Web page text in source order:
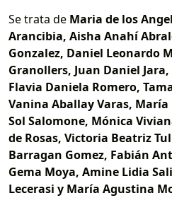
Se trata de Maria de los
Arancibia, Aisha Anahí
Gonzalez, Daniel Leonardo
Granollers, Juan Daniel
Flavia Daniela Romero,
Vanina Aballay Varas,
Sol Salomone, Mónica
de Rosas, Victoria Beatriz
Barragan Gomez, Fabián
Gema Moya, Amine Lidia
Lecerasi y María Agustina